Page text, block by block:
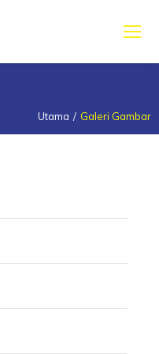
Utama Galeri Gambar